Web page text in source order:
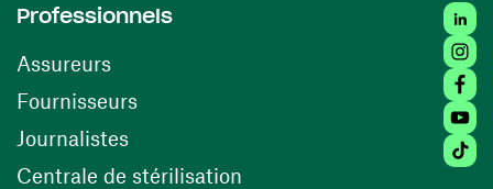
Professionnels
Assureurs
Fournisseurs(opens in a new window)
Journalistes
Centrale de stérilisation (opens in a new window)